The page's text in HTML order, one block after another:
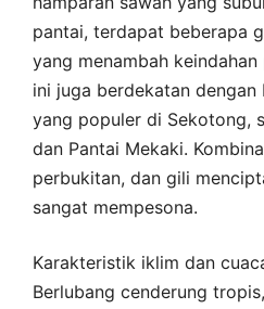
pantai, terdapat beberapa
yang menambah
ini juga berdekatan
yang populer di Sekotong,
dan Pantai Mekaki.
perbukitan, dan gili
sangat mempesona.
Karakteristik iklim dan
Berlubang cenderung